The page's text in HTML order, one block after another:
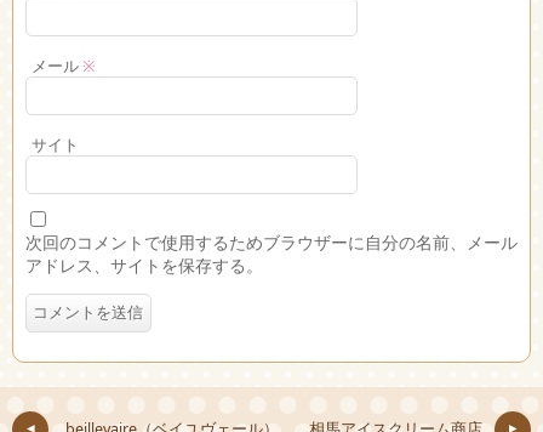
メール※
サイト
次回のコメントで使用するためブラウザーに自分の名前、メール
アドレス、サイトを保存する。